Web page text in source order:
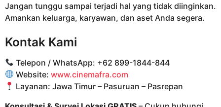
Jangan tunggu sampai terjadi hal yang tidak diinginkan.
Amankan keluarga, karyawan, dan aset Anda segera.
Kontak Kami
Telepon / WhatsApp: +62 899-1844-844
Website:www.cinemafra.com
Layanan: Jawa Timur – Pasuruan – Pasrepan